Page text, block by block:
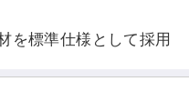
を標準仕様として採用